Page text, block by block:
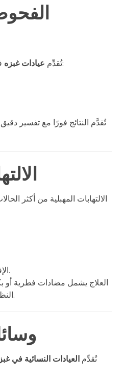
تُقدِّم عيادات غبزه
فحوصات نسائية دقيقة تشمل:
تُقدَّم النتائج فورًا مع تفسير
الالتهابات المهبلية من أكثر
الإفراط في استخدام المطهرات.
العلاج يشمل مضادات فطرية أو
النظافة والتوازن الطبيعي للمهبل.
تُقدِّم العيادات النسائية في